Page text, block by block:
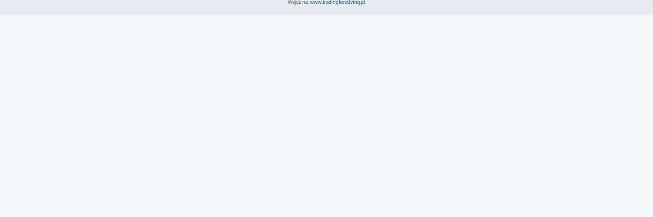
Wejdź na: www.tradingforaliving.pl